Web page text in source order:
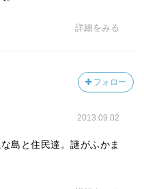
詳細をみる
フォロー
2013.09.02
島と住民達。謎がふかま